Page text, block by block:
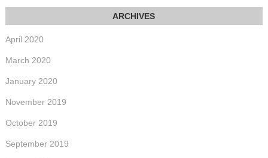
April 2020
March 2020
January 2020
November 2019
October 2019
September 2019